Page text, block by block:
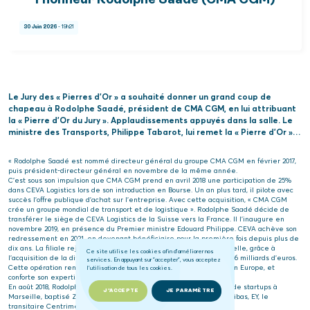
Ce site utilise les cookies afin d'améliorer nos
services. En appuyant sur "accepter", vous acceptez
l'utilisation de tous les cookies.
J'ACCEPTE JE PARAMÈTRE
30 Juin 2026 - 19h21
Le Jury des « Pierres d’Or » a souhaité donner un grand coup de
chapeau à Rodolphe Saadé, président de CMA CGM, en lui attribuant
la « Pierre d’Or du Jury ». Applaudissements appuyés dans la salle. Le
ministre des Transports, Philippe Tabarot, lui remet la « Pierre d’Or »…
« Rodolphe Saadé est nommé directeur général du groupe CMA CGM en février 2017,
puis président-directeur général en novembre de la même année.
C’est sous son impulsion que CMA CGM prend en avril 2018 une participation de 25 %
dans CEVA Logistics lors de son introduction en Bourse. Un an plus tard, il pilote avec
succès l’offre publique d’achat sur l’entreprise. Avec cette acquisition, « CMA CGM
crée un groupe mondial de transport et de logistique ». Rodolphe Saadé décide de
transférer le siège de CEVA Logistics de la Suisse vers la France. Il l’inaugure en
novembre 2019, en présence du Premier ministre Edouard Philippe. CEVA achève son
redressement en 2021, en devenant bénéficiaire pour la première fois depuis plus de
dix ans. La filiale rejoint le top 4 mondial de la logistique contractuelle, grâce à
l’acquisition de la division logistique du groupe Ingram Micro pour 2,6 milliards d’euros.
Cette opération renforce l’empreinte de CEVA aux Etats-Unis et en Europe, et
conforte son expertise dans le commerce en ligne.
En août 2018, Rodolphe Saadé annonce la création d’un incubateur de startups à
Marseille, baptisé ZEBOX, en partenariat avec Accenture, BNP Paribas, EY, le
transitaire Centrimex et le logisticien CEVA ».